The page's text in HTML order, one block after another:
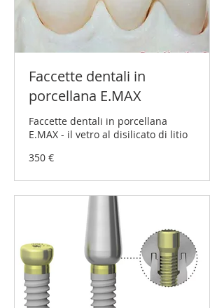
Faccette dentali in
porcellana E.MAX
Faccette dentali in porcellana
E.MAX - il vetro al disilicato di litio
350
Euro
350 €